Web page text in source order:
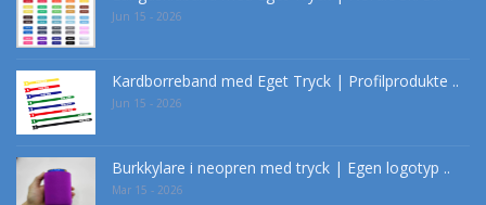
Jun 15 - 2026
Kardborreband med Eget Tryck | Profilprodukte ..
Jun 15 - 2026
Burkkylare i neopren med tryck | Egen logotyp ..
Mar 15 - 2026